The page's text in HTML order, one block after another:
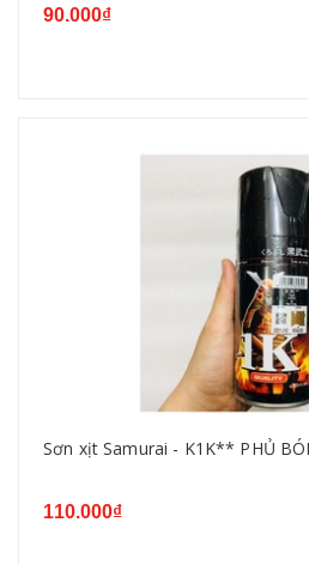
90.000₫
Sơn xịt Samurai - K1K** PHỦ
110.000₫